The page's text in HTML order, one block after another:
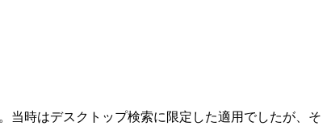
当時はデスクトップ検索に限定した適用でしたが、そ